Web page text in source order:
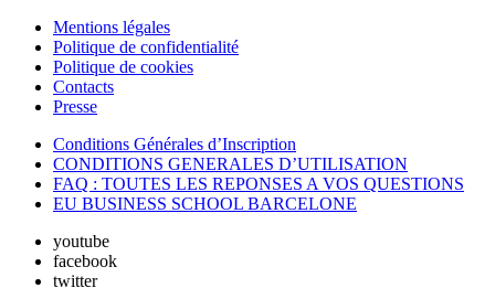
Mentions légales
Politique de confidentialité
Politique de cookies
Contacts
Presse
Conditions Générales d’Inscription
CONDITIONS GENERALES D’UTILISATION
FAQ : TOUTES LES REPONSES A VOS QUESTIONS
EU BUSINESS SCHOOL BARCELONE
youtube
facebook
twitter